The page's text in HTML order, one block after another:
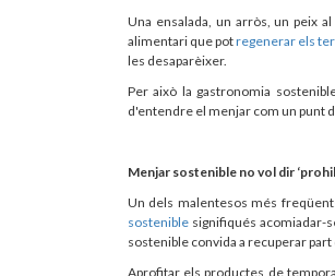
Una ensalada, un arròs, un peix
alimentari que potregenerar els
les desaparèixer.
Per això la gastronomia
d'entendre el menjar com un punt
Menjar sostenible no vol dir
Un dels malentesos més
sostenible signifiqués acomiadar-
sostenible convida a recuperar
Aprofitar els productes de